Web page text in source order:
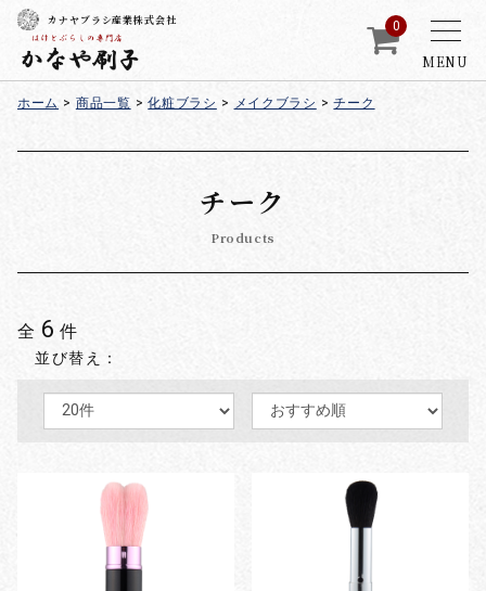
MENU
カナヤブラシ産業株式会社 0
ホーム > 商品一覧 > 化粧ブラシ > メイクブラシ > チーク
チーク
Products
全 6 件
並び替え：